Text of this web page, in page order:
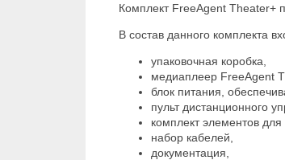
Комплект FreeAgent Theater+
В состав данного комплекта
упаковочная коробка,
медиаплеер FreeAgent
блок питания,
пульт дистанционного
комплект элементов
набор кабелей,
документация,